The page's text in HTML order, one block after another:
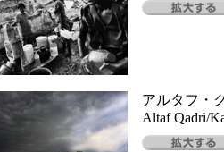
アルタフ・
Altaf Qadri/